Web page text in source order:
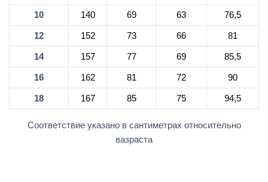
10 140 69 63 76,5
12 152 73 66 81
14 157 77 69 85,5
16 162 81 72 90
18 167 85 75 94,5
Соответствие указано в сантиметрах относительно
вазраста